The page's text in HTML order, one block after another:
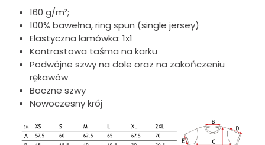
160 g/m²;
100% bawełna, ring spun (single jersey)
Elastyczna lamówka: 1x1
Kontrastowa taśma na karku
Podwójne szwy na dole oraz na zakończeniu
rękawów
Boczne szwy
Nowoczesny krój